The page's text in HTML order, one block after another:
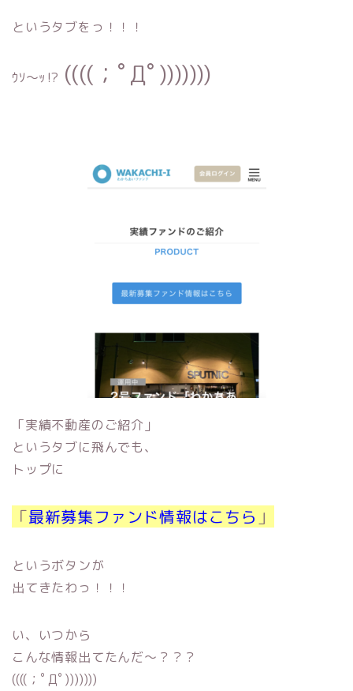
というタブをっ！！！
ｳｿ〜ｯ⁉︎ ((((；ﾟДﾟ)))))))
「実績不動産のご紹介」
というタブに飛んでも、
トップに
「最新募集ファンド情報はこちら 」
というボタンが
出てきたわっ！！！
い、いつから
こんな情報出てたんだ〜？？？
((((；ﾟДﾟ)))))))